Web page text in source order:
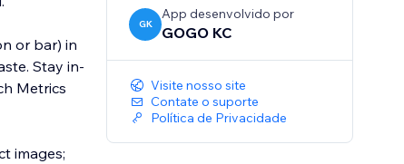
or bar) in
Stay in-
Metrics
images;
GK
App desenvolvido por
GOGO KC
Visite nosso site
Contate o suporte
Política de Privacidade